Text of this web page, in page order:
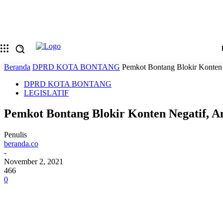
Beranda DPRD KOTA BONTANG Pemkot Bontang Blokir
DPRD KOTA BONTANG
LEGISLATIF
Pemkot Bontang Blokir Konten Negatif,
Penulis
beranda.co
-
November 2, 2021
466
0